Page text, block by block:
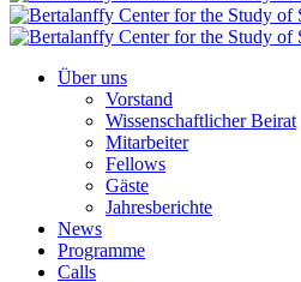
Über uns
Vorstand
Wissenschaftlicher Beirat
Mitarbeiter
Fellows
Gäste
Jahresberichte
News
Programme
Calls